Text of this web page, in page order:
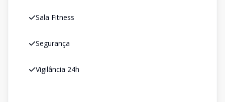
Sala Fitness
Segurança
Vigilância 24h